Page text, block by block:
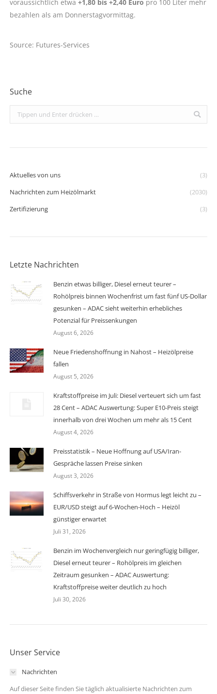
voraussichtlich etwa +1,80 bis +2,40 Euro pro 100 Liter mehr
bezahlen als am Donnerstagvormittag.
Source: Futures-Services
Suche
Search:
Aktuelles von uns
(3)
Nachrichten zum Heizölmarkt
(2030)
Zertifizierung
(3)
Letzte Nachrichten
Benzin etwas billiger, Diesel erneut teurer –
Rohölpreis binnen Wochenfrist um fast fünf US-Dollar
gesunken – ADAC sieht weiterhin erhebliches
Potenzial für Preissenkungen
August 6, 2026
Neue Friedenshoffnung in Nahost – Heizölpreise
fallen
August 5, 2026
Kraftstoffpreise im Juli: Diesel verteuert sich um fast
28 Cent – ADAC Auswertung: Super E10-Preis steigt
innerhalb von drei Wochen um mehr als 15 Cent
August 4, 2026
Preisstatistik – Neue Hoffnung auf USA/Iran-
Gespräche lassen Preise sinken
August 3, 2026
Schiffsverkehr in Straße von Hormus legt leicht zu –
EUR/USD steigt auf 6-Wochen-Hoch – Heizöl
günstiger erwartet
Juli 31, 2026
Benzin im Wochenvergleich nur geringfügig billiger,
Diesel erneut teurer – Rohölpreis im gleichen
Zeitraum gesunken – ADAC Auswertung:
Kraftstoffpreise weiter deutlich zu hoch
Juli 30, 2026
Unser Service
Nachrichten
Auf dieser Seite finden Sie täglich aktualisierte Nachrichten zum